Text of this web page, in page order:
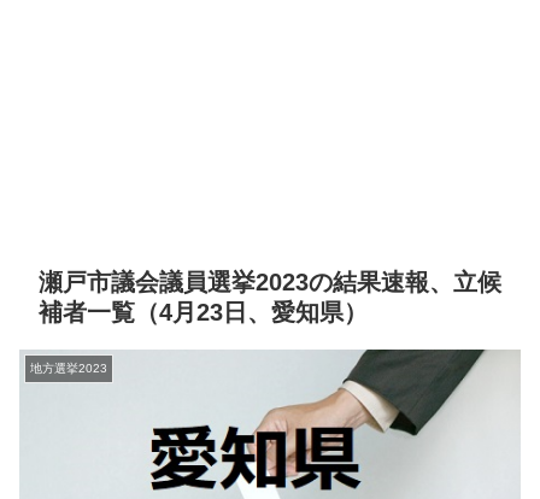
瀬戸市議会議員選挙2023の結果速報、立候
補者一覧（4月23日、愛知県）
地方選挙2023